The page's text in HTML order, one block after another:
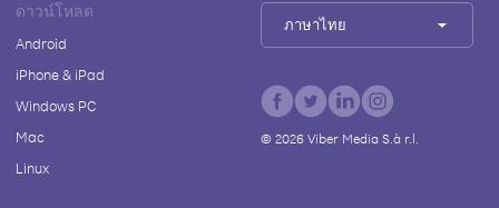
ดาวน์โหลด
Android
iPhone & iPad
Windows PC
Mac
Linux
ภาษาไทย
© 2026Viber Media S.à r.l.